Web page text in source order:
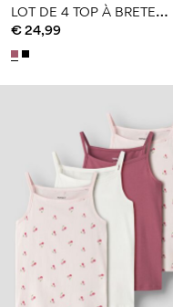
L
OT DE 4 TOP À BRETELLES
€ 24,99